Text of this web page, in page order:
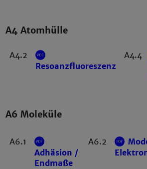
A4 Atomhülle
A4.2
Resoanzfluoreszenz
A4.4
A6 Moleküle
A6.1
Adhäsion /
Endmaße
A6.2